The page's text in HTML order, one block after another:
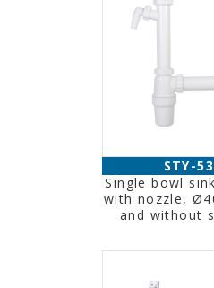
STY-
Single bowl
with nozzle,
and without